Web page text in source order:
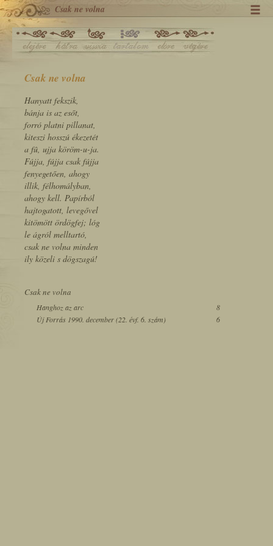
Csak ne volna
Csak ne volna
Hanyatt fekszik,
bánja is az esőt,
forró platni pillanat,
kiteszi hosszú ékezetét
a fû, ujja köröm-u-ja.
Fújja, fújja csak fújja
fenyegetően, ahogy
illik, félhomályban,
ahogy kell. Papírból
hajtogatott, levegővel
kitömött ördögfej; lóg
le ágról melltartó,
csak ne volna minden
ily közeli s dögszagú!
Csak ne volna
Hanghoz az arc
8
Új Forrás 1990. december (22. évf. 6. szám)
6